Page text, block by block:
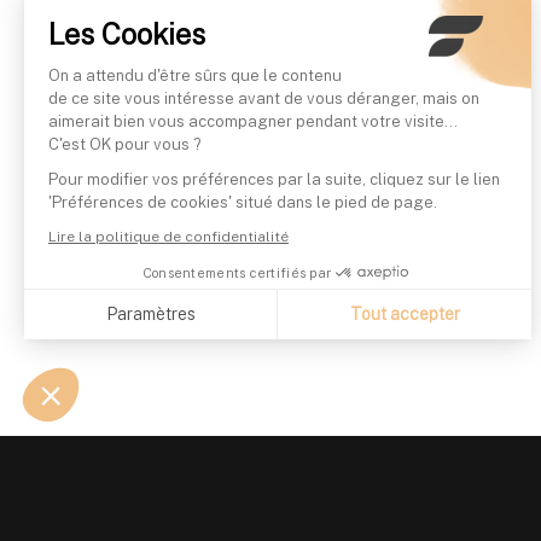
Les Cookies
On a attendu d'être sûrs que le contenu
de ce site vous intéresse avant de vous déranger, mais on
aimerait bien vous accompagner pendant votre visite...
C'est OK pour vous ?
Pour modifier vos préférences par la suite, cliquez sur le lien
'Préférences de cookies' situé dans le pied de page.
Lire la politique de confidentialité
Consentements certifiés par
Paramètres Tout accepter
Notre plateforme vous permet d'adapter et de gérer vos